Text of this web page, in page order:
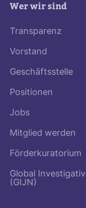
Wer wir sind
Transparenz
Vorstand
Geschäftsstelle
Positionen
Jobs
Mitglied werden
Förderkuratorium
Global
(GIJN)